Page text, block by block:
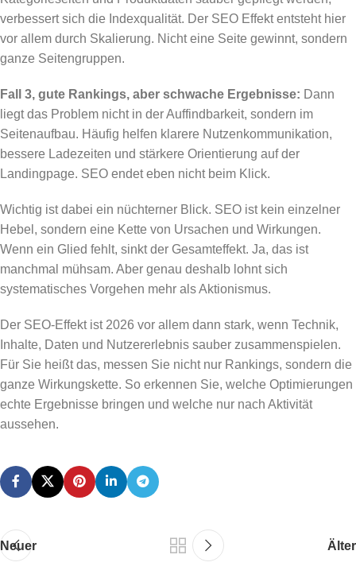
verbessert sich die Indexqualität. Der SEO Effekt entsteht hier
vor allem durch Skalierung. Nicht eine Seite gewinnt, sondern
ganze Seitengruppen.
Fall 3, gute Rankings, aber schwache Ergebnisse: Dann
liegt das Problem nicht in der Auffindbarkeit, sondern im
Seitenaufbau. Häufig helfen klarere Nutzenkommunikation,
bessere Ladezeiten und stärkere Orientierung auf der
Landingpage. SEO endet eben nicht beim Klick.
Wichtig ist dabei ein nüchterner Blick. SEO ist kein einzelner
Hebel, sondern eine Kette von Ursachen und Wirkungen.
Wenn ein Glied fehlt, sinkt der Gesamteffekt. Ja, das ist
manchmal mühsam. Aber genau deshalb lohnt sich
systematisches Vorgehen mehr als Aktionismus.
Der SEO-Effekt ist 2026 vor allem dann stark, wenn Technik,
Inhalte, Daten und Nutzererlebnis sauber zusammenspielen.
Für Sie heißt das, messen Sie nicht nur Rankings, sondern die
ganze Wirkungskette. So erkennen Sie, welche Optimierungen
echte Ergebnisse bringen und welche nur nach Aktivität
aussehen.
Neuer Älter